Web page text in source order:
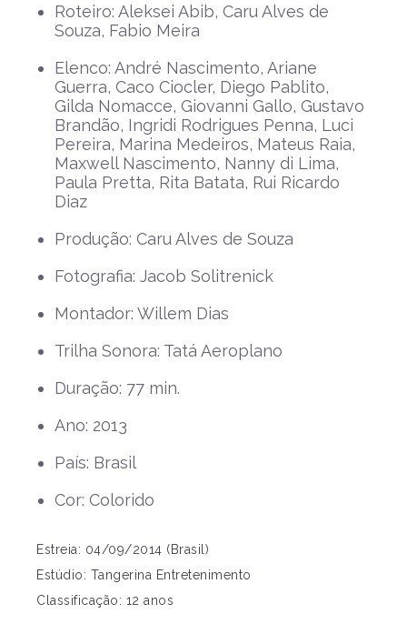
Roteiro: Aleksei Abib, Caru Alves de
Souza, Fabio Meira
Elenco: André Nascimento, Ariane
Guerra, Caco Ciocler, Diego Pablito,
Gilda Nomacce, Giovanni Gallo, Gustavo
Brandão, Ingridi Rodrigues Penna, Luci
Pereira, Marina Medeiros, Mateus Raia,
Maxwell Nascimento, Nanny di Lima,
Paula Pretta, Rita Batata, Rui Ricardo
Diaz
Produção: Caru Alves de Souza
Fotografia: Jacob Solitrenick
Montador: Willem Dias
Trilha Sonora: Tatá Aeroplano
Duração: 77 min.
Ano: 2013
País: Brasil
Cor: Colorido
Estreia: 04/09/2014 (Brasil)
Estúdio: Tangerina Entretenimento
Classificação: 12 anos